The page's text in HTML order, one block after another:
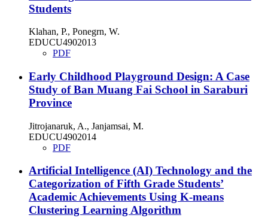
Students
Klahan, P., Ponegrn, W.
EDUCU4902013
PDF
Early Childhood Playground Design: A Case
Study of Ban Muang Fai School in Saraburi
Province
Jitrojanaruk, A., Janjamsai, M.
EDUCU4902014
PDF
Artificial Intelligence (AI) Technology and the
Categorization of Fifth Grade Students’
Academic Achievements Using K-means
Clustering Learning Algorithm